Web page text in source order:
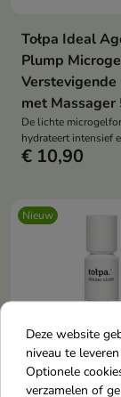
Tołpa Ideal
Plump
Verstevigende
met Massager
De lichte
hydrateert intensief
de stevigheid en
€ 10,90
Nieuw
Deze website
niveau te
Optionele
verzamelen of